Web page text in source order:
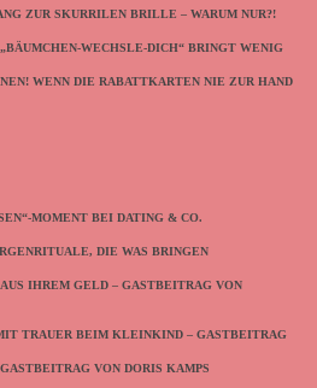
ZUR SKURRILEN BRILLE – WARUM NUR?!
WECHSLE-DICH“ BRINGT WENIG
WENN DIE RABATTKARTEN NIE ZUR HAND
MOMENT BEI DATING & CO.
DIE WAS BRINGEN
IHREM GELD – GASTBEITRAG VON
TRAUER BEIM KLEINKIND – GASTBEITRAG
VON DORIS KAMPS